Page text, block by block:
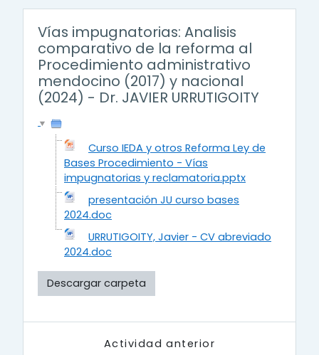
Vías impugnatorias: Analisis
comparativo de la reforma al
Procedimiento administrativo
mendocino (2017) y nacional
(2024) - Dr. JAVIER URRUTIGOITY
Curso IEDA y otros Reforma Ley de
Bases Procedimiento - Vías
impugnatorias y reclamatoria.pptx
presentación JU curso bases
2024.doc
URRUTIGOITY, Javier - CV abreviado
2024.doc
Descargar carpeta
Actividad anterior